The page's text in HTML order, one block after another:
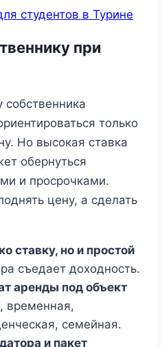
студентов в Турине
при
собственника
только
Но высокая ставка
обернуться
и просрочками.
цену, а сделать
ставку, но и простой
съедает доходность.
аренды под объект
временная,
семейная.
и пакет